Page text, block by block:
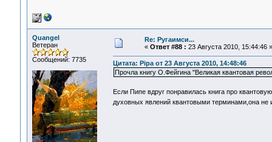
Quangel
Ветеран
Сообщений: 7735
Re: Ругаимси...
« Ответ #88 : 23 Августа 2010, 15:44:46 »
Цитата: Pipa от 23 Августа 2010, 14:48:46
Прочла книгу О.Фейгина "Великая квантовая
Если Пипе вдруг понравилась книга про
духовных явлений квантовыми терминами,она не